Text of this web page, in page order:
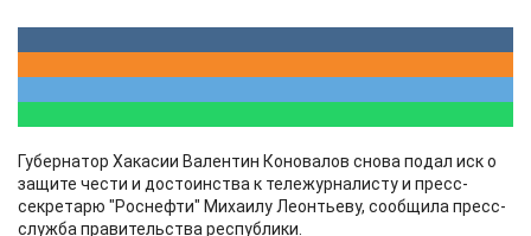
Губернатор Хакасии Валентин Коновалов снова подал иск о
защите чести и достоинства к тележурналисту и пресс-
секретарю "Роснефти" Михаилу Леонтьеву, сообщила пресс-
служба правительства республики.